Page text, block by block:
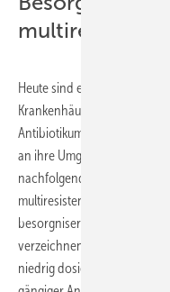
multiresistenter
Heute sind etwa 70 % aller
Krankenhäusern
Antibiotikum resistent. Die
an ihre Umgebung und die
nachfolgenden
multiresistenter
besorgniserregende
verzeichnen. Diese
niedrig dosierte oder